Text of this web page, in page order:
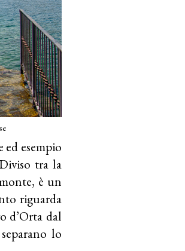
esempio
tra la
è un
riguarda
d’Orta dal
lo